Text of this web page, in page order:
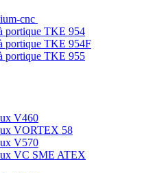
cnc
portique TKE 954
portique TKE 954F
portique TKE 955
V460
VORTEX 58
V570
VC SME ATEX